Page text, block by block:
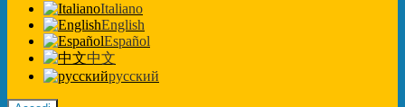
Italiano
English
Español
中文
русский